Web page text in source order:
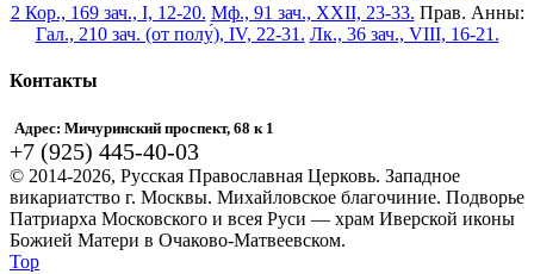
2 Кор., 169 зач., I, 12-20. Мф., 91 зач., XXII, 23-33. Прав. Анны:
Гал., 210 зач. (от полу́), IV, 22-31. Лк., 36 зач., VIII, 16-21.
Контакты
Адрес: Мичуринский проспект, 68 к 1
+7 (925) 445-40-03
© 2014-2026, Русская Православная Церковь. Западное
викариатство г. Москвы. Михайловское благочиние. Подворье
Патриарха Московского и всея Руси — храм Иверской иконы
Божией Матери в Очаково-Матвеевском.
Top